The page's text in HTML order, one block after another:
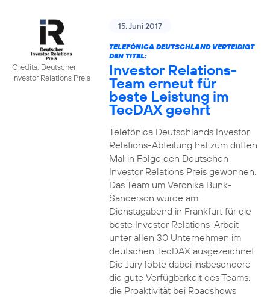
Credits: Deutscher
Investor Relations Preis
15. Juni 2017
TELEFÓNICA DEUTSCHLAND VERTEIDIGT
DEN TITEL:
Investor Relations-
Team erneut für
beste Leistung im
TecDAX geehrt
Telefónica Deutschlands Investor
Relations-Abteilung hat zum dritten
Mal in Folge den Deutschen
Investor Relations Preis gewonnen.
Das Team um Veronika Bunk-
Sanderson wurde am
Dienstagabend in Frankfurt für die
beste Investor Relations-Arbeit
unter allen 30 Unternehmen im
deutschen TecDAX ausgezeichnet.
Die Jury lobte dabei insbesondere
die gute Verfügbarkeit des Teams,
die Proaktivität bei Roadshows